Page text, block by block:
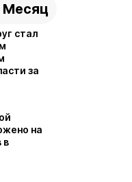
Месяц
стал
за
на
в